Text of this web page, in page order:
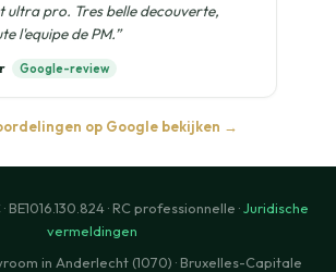
ultra pro. Tres belle decouverte,
l'equipe de PM.”
Google-review
op Google bekijken →
BE1016.130.824 · RC professionnelle ·Juridische
vermeldingen
in Anderlecht (1070) · Bruxelles-Capitale